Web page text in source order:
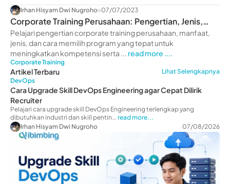
Irhan Hisyam Dwi Nugroho 07/07/2023
Corporate Training Perusahaan: Pengertian, Jenis,
Manfaat
Pelajari pengertian corporate training perusahaan, manfaat,
jenis, dan cara memilih program yang tepat untuk
meningkatkan kompetensi serta ... read more ....
Corporate Training
Artikel Terbaru
Lihat Selengkapnya
DevOps
Cara Upgrade Skill DevOps Engineering agar Cepat Dilirik
Recruiter
Pelajari cara upgrade skill DevOps Engineering terlengkap yang
dibutuhkan industri dan skill pentin...read more...
Irhan Hisyam Dwi Nugroho
07/08/2026